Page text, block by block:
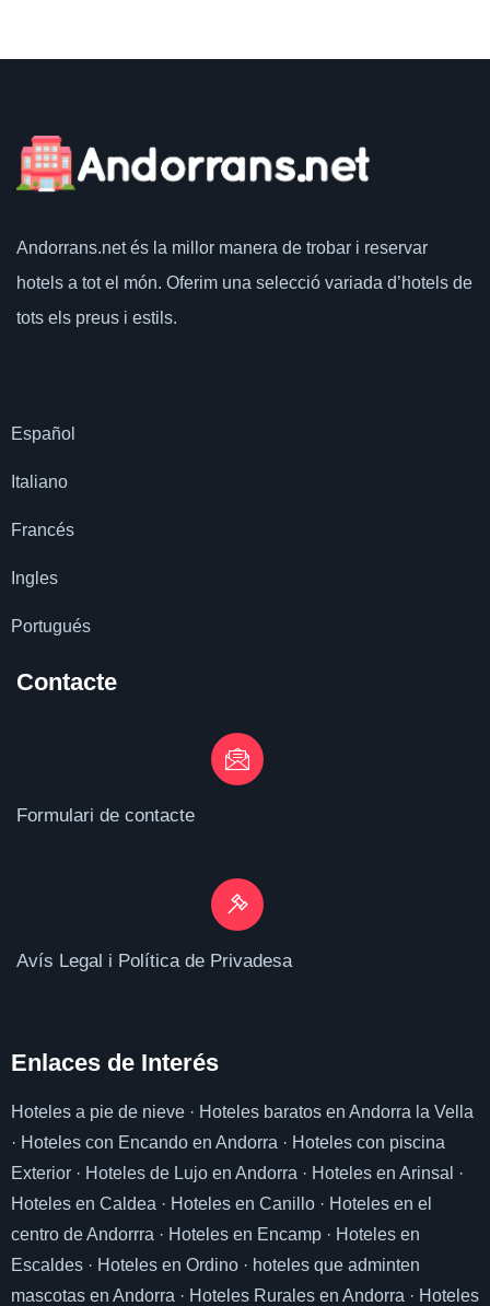
Andorrans.netés la millor manera de trobar i reservar
hotels a tot el món. Oferim una selecció variada d’hotels de
tots els preus i estils.
Español
Italiano
Francés
Ingles
Portugués
Contacte
Formulari de contacte
Avís Legal i Política de Privadesa
Enlaces de Interés
Hoteles a pie de nieve · Hoteles baratos en Andorra la Vella
· Hoteles con Encando en Andorra · Hoteles con piscina
Exterior · Hoteles de Lujo en Andorra · Hoteles en Arinsal
·
Hoteles en Caldea · Hoteles en Canillo · Hoteles en el
centro de Andorrra · Hoteles en Encamp · Hoteles en
Escaldes · Hoteles en Ordino · hoteles que adminten
mascotas en Andorra · Hoteles Rurales en Andorra · Hoteles